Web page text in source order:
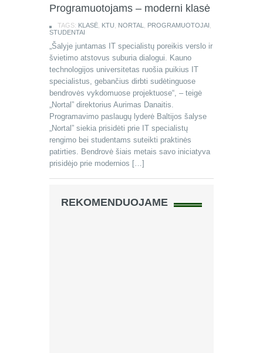
Programuotojams – moderni klasė
TAGS: KLASĖ KTU NORTAL PROGRAMUOTOJAI
STUDENTAI
„Šalyje juntamas IT specialistų poreikis verslo ir
švietimo atstovus suburia dialogui. Kauno
technologijos universitetas ruošia puikius IT
specialistus, gebančius dirbti sudėtinguose
bendrovės vykdomuose projektuose“, – teigė
„Nortal” direktorius Aurimas Danaitis.
Programavimo paslaugų lyderė Baltijos šalyse
„Nortal” siekia prisidėti prie IT specialistų
rengimo bei studentams suteikti praktinės
patirties. Bendrovė šiais metais savo iniciatyva
prisidėjo prie modernios […]
REKOMENDUOJAME